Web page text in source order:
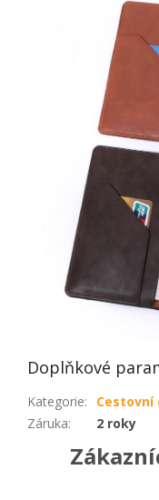
Doplňkové
Kategorie:
Cestovní
Záruka: 2 roky